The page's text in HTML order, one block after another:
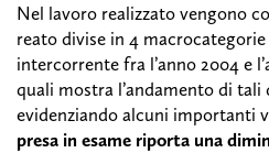
Nel lavoro realizzato vengono
reato divise in 4
intercorrente fra l’anno 2004 e
quali mostra l’andamento di
evidenziando alcuni importanti
presa in esame riporta una